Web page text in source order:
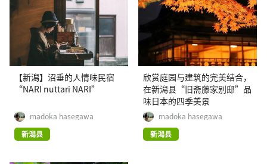
【新潟】沼垂的人情味民宿
“NARI nuttari NARI”
madoka hasegawa
新潟县
欣赏庭园与建筑的完美结合，
在新潟县“旧斋藤家别邸”品
味日本的四季美景
madoka hasegawa
新潟县